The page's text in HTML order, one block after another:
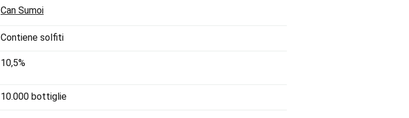
Can Sumoi
Contiene solfiti
10,5%
10.000 bottiglie